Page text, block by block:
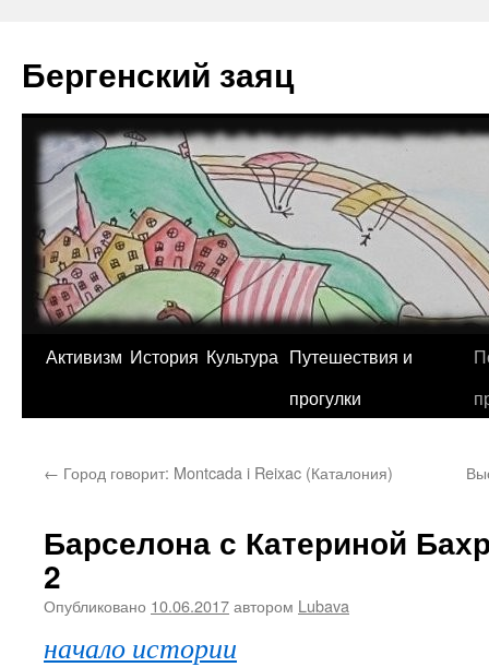
содержимому
Бергенский заяц
Активизм История Культура Путешествия и
прогулки
← Город говорит: Montcada i Reixac (Каталония)
Барселона с Катериной
2
Опубликовано 10.06.2017автором Lubava
начало истории